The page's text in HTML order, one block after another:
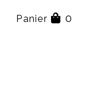
Panier 0
×